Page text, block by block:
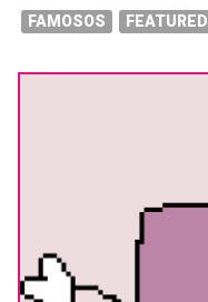
FAMOSOS FEATURED